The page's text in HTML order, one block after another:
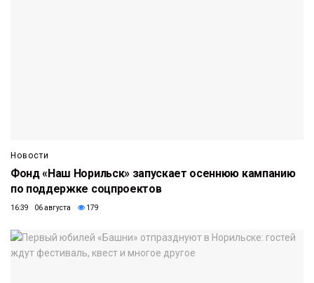
Новости
Фонд «Наш Норильск» запускает осеннюю кампанию
по поддержке соцпроектов
16:39 06 августа 179